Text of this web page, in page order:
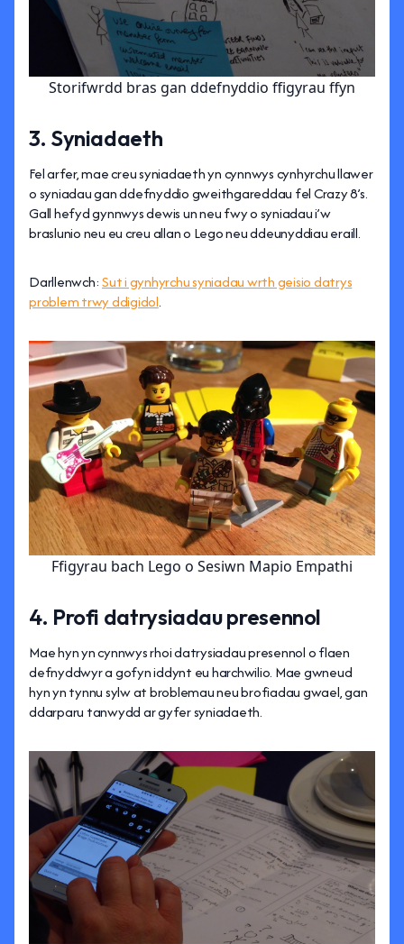
Storifwrdd bras gan ddefnyddio ffigyrau ffyn
3. Syniadaeth
Fel arfer, mae creu syniadaeth yn cynnwys cynhyrchu llawer
o syniadau gan ddefnyddio gweithgareddau fel Crazy 8’s.
Gall hefyd gynnwys dewis un neu fwy o syniadau i’w
braslunio neu eu creu allan o Lego neu ddeunyddiau eraill.
Darllenwch:Sut i gynhyrchu syniadau wrth geisio datrys
problem trwy ddigidol.
Ffigyrau bach Lego o Sesiwn Mapio Empathi
4. Profi datrysiadau presennol
Mae hyn yn cynnwys rhoi datrysiadau presennol o flaen
defnyddwyr a gofyn iddynt eu harchwilio. Mae gwneud
hyn yn tynnu sylw at broblemau neu brofiadau gwael, gan
ddarparu tanwydd ar gyfer syniadaeth.